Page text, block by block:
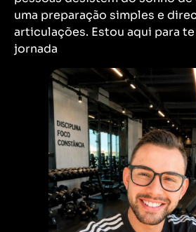
uma preparação simples e
articulações. Estou aqui para
jornada